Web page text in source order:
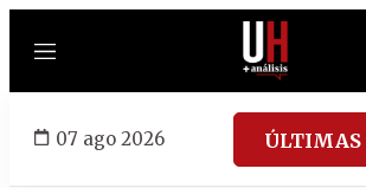
Menú
07 ago 2026 ÚLTIMAS